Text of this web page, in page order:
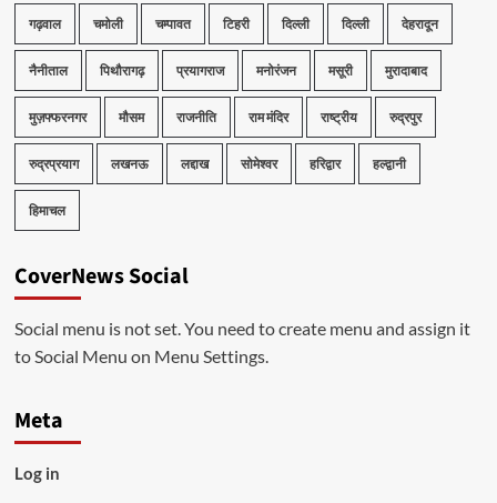
गढ़वाल चमोली चम्पावत टिहरी दिल्ली दिल्ली देहरादून
नैनीताल पिथौरागढ़ प्रयागराज मनोरंजन मसूरी मुरादाबाद
मुज़फ्फरनगर मौसम राजनीति राम मंदिर राष्ट्रीय रुद्रपुर
रुद्रप्रयाग लखनऊ लद्दाख सोमेश्वर हरिद्वार हल्द्वानी
हिमाचल
CoverNews Social
Social menu is not set. You need to create menu and assign it
to Social Menu on Menu Settings.
Meta
Log in